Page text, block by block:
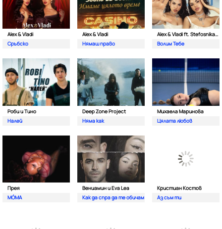
Alex & Vladi
Сръбско
Alex & Vladi
Нямаш право
Alex & Vladi ft. Stefosnikat Ot Nos
Волим Тебе
Роби и Тино
Налей
Deep Zone Project
Няма как
Михаела Маринова
Цялата любов
Прея
MÓMA
Вениамин и Eva Lea
Как да спра да те обичам
Кристиан Костов
Аз съм ти